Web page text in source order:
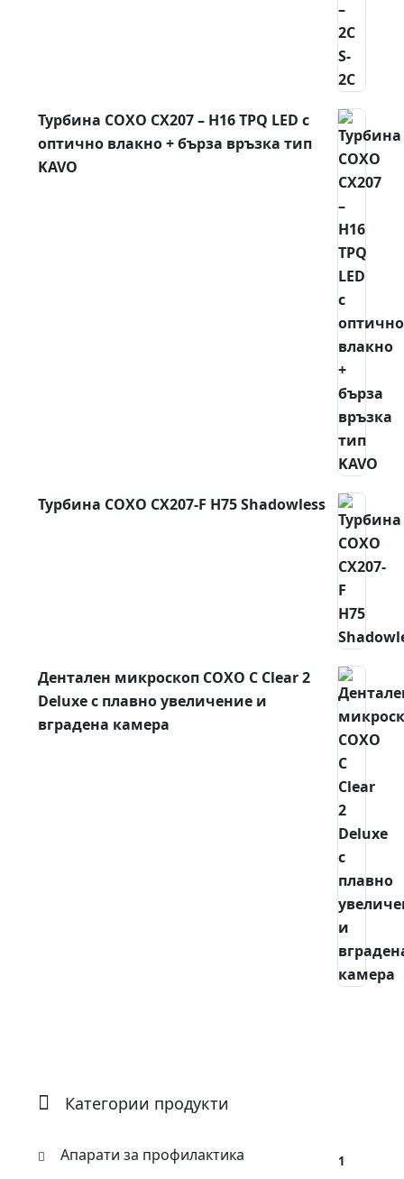
Турбина COXO CX207 – H16 TPQ LED с
оптично влакно + бърза връзка тип
KAVO
Турбина COXO CX207-F H75 Shadowless
Дентален микроскоп COXO C Clear 2
Deluxe с плавно увеличение и
вградена камера
Категории продукти
Апарати за профилактика 1